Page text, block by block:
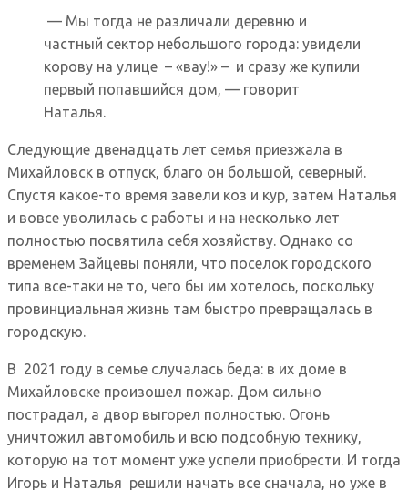
— Мы тогда не различали деревню и
частный сектор небольшого города: увидели
корову на улице – «вау!» – и сразу же купили
первый попавшийся дом, — говорит
Наталья.
Следующие двенадцать лет семья приезжала в
Михайловск в отпуск, благо он большой, северный.
Спустя какое-то время завели коз и кур, затем Наталья
и вовсе уволилась с работы и на несколько лет
полностью посвятила себя хозяйству. Однако со
временем Зайцевы поняли, что поселок городского
типа все-таки не то, чего бы им хотелось, поскольку
провинциальная жизнь там быстро превращалась в
городскую.
В 2021 году в семье случалась беда: в их доме в
Михайловске произошел пожар. Дом сильно
пострадал, а двор выгорел полностью. Огонь
уничтожил автомобиль и всю подсобную технику,
которую на тот момент уже успели приобрести. И тогда
Игорь и Наталья решили начать все сначала, но уже в